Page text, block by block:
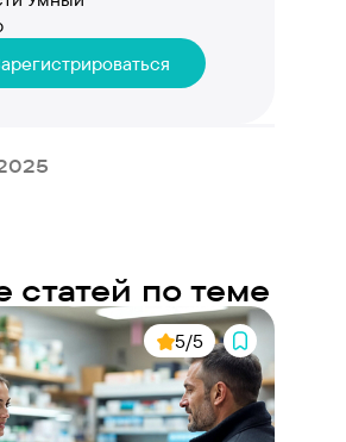
статей по теме
5/5